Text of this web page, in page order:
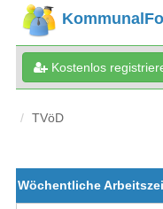
Kostenlos
TVöD
Wöchentliche